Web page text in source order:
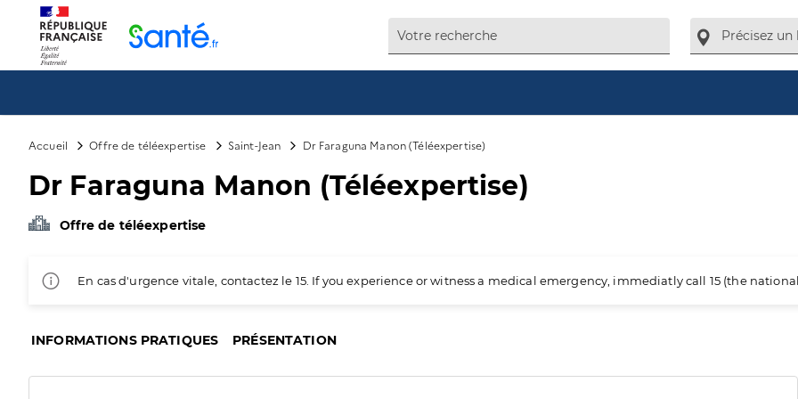
Accueil Offre de téléexpertise Saint-Jean Dr Faraguna Manon (Téléexpertise)
Dr Faraguna Manon (Téléexpertise)
Offre de téléexpertise
En cas d'urgence vitale, contactez le 15. If you experience or witness a medical emergency, immediatly call 15 (the
INFORMATIONS PRATIQUES PRÉSENTATION
Panneau de gestion des cookies